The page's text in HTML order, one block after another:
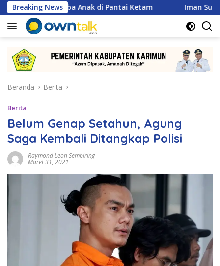
Langsung
ke
konten
Breaking News
Lomba Anak di Pantai Ketam Iman Sutiawan Serap
Beranda Berita
Berita
Belum Genap Setahun, Agung
Saga Kembali Ditangkap Polisi
Raymond Leon Sembiring
Maret 31, 2021